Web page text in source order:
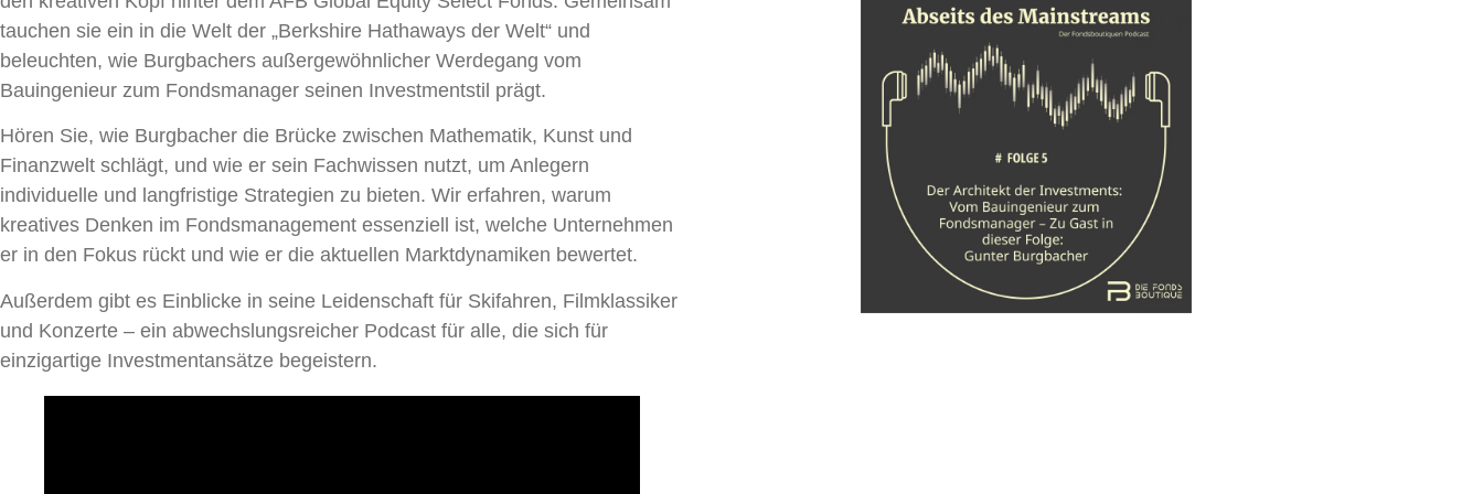
tauchen sie ein in die Welt der „Berkshire Hathaways der Welt“ und
beleuchten, wie Burgbachers außergewöhnlicher Werdegang vom
Bauingenieur zum Fondsmanager seinen Investmentstil prägt.
Hören Sie, wie Burgbacher die Brücke zwischen Mathematik, Kunst und
Finanzwelt schlägt, und wie er sein Fachwissen nutzt, um Anlegern
individuelle und langfristige Strategien zu bieten. Wir erfahren, warum
kreatives Denken im Fondsmanagement essenziell ist, welche Unternehmen
er in den Fokus rückt und wie er die aktuellen Marktdynamiken bewertet.
Außerdem gibt es Einblicke in seine Leidenschaft für Skifahren, Filmklassiker
und Konzerte – ein abwechslungsreicher Podcast für alle, die sich für
einzigartige Investmentansätze begeistern.